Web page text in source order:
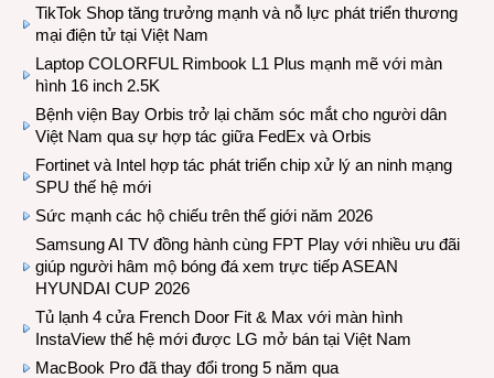
TikTok Shop tăng trưởng mạnh và nỗ lực phát triển thương
mại điện tử tại Việt Nam
Laptop COLORFUL Rimbook L1 Plus mạnh mẽ với màn
hình 16 inch 2.5K
Bệnh viện Bay Orbis trở lại chăm sóc mắt cho người dân
Việt Nam qua sự hợp tác giữa FedEx và Orbis
Fortinet và Intel hợp tác phát triển chip xử lý an ninh mạng
SPU thế hệ mới
Sức mạnh các hộ chiếu trên thế giới năm 2026
Samsung AI TV đồng hành cùng FPT Play với nhiều ưu đãi
giúp người hâm mộ bóng đá xem trực tiếp ASEAN
HYUNDAI CUP 2026
Tủ lạnh 4 cửa French Door Fit & Max với màn hình
InstaView thế hệ mới được LG mở bán tại Việt Nam
MacBook Pro đã thay đổi trong 5 năm qua